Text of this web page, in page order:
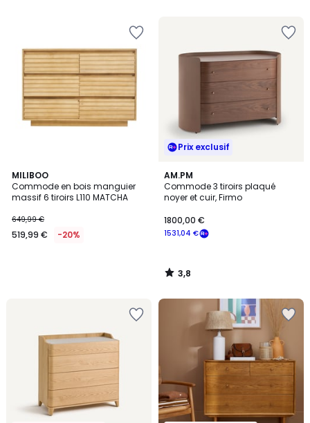
MILIBOO
Commode en bois manguier
massif 6 tiroirs L110 MATCHA
649,99 €
519,99 € -20%
Prix exclusif
AM.PM
Commode 3 tiroirs plaqué
noyer et cuir, Firmo
1531,04 €
1800,00 €
3,8
/ 5
3,8
/